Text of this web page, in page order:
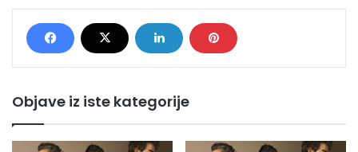
Objave iz iste kategorije